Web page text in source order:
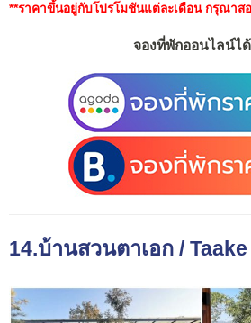
**ราคาขึ้นอยู่กับโปรโมชันแต่ละเดือน กรุณาส
จองที่พักออนไลน์ไ
14.บ้านสวนตาเอก /